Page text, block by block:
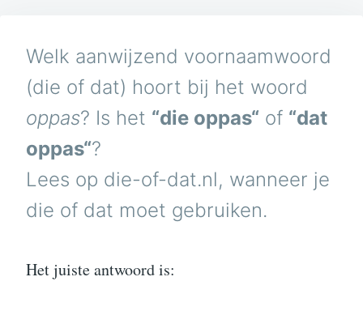
Welk aanwijzend voornaamwoord
(die of dat) hoort bij het woord
oppas? Is het “die oppas“ of “dat
oppas“?
Lees op die-of-dat.nl, wanneer je
die of dat moet gebruiken.
Het juiste antwoord is: